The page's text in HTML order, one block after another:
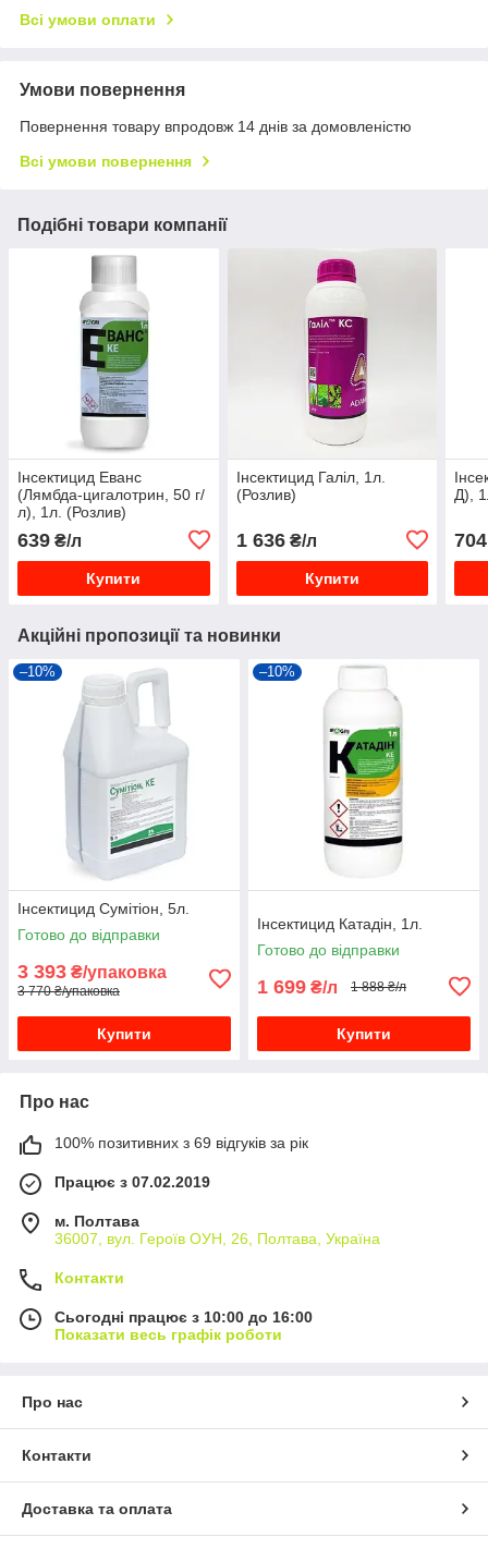
Всі умови оплати
Умови повернення
Повернення товару впродовж 14 днів за домовленістю
Всі умови повернення
Подібні товари компанії
Інсектицид Еванс
(Лямбда-цигалотрин, 50 г/
л), 1л. (Розлив)
639 ₴/л
Купити
Інсектицид Галіл, 1л.
(Розлив)
1 636₴/л
Купити
Д),
704
Акційні пропозиції та новинки
–10%
Інсектицид Сумітіон, 5л.
Готово до відправки
3 393 ₴/упаковка
3 770 ₴/упаковка
Купити
–10%
Інсектицид Катадін, 1л.
Готово до відправки
1 699 ₴/л 1 888 ₴/л
Купити
Про нас
100% позитивних з 69 відгуків за рік
Працює з 07.02.2019
м. Полтава
36007, вул. Героїв ОУН, 26, Полтава, Україна
Контакти
Сьогодні працює з 10:00 до 16:00
Показати весь графік роботи
Про нас
Контакти
Доставка та оплата